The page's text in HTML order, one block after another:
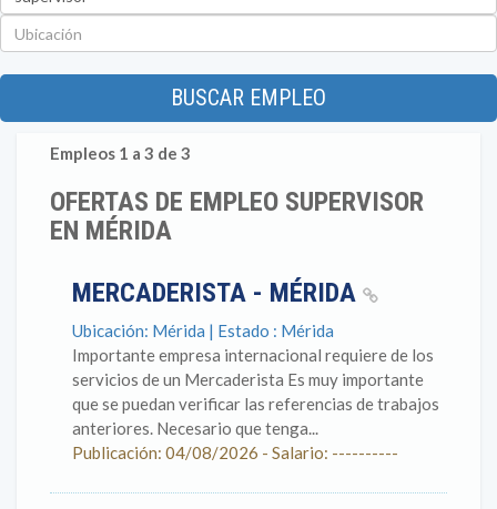
BUSCAR EMPLEO
Empleos 1 a 3 de 3
OFERTAS DE EMPLEO SUPERVISOR
EN MÉRIDA
MERCADERISTA - MÉRIDA
Ubicación: Mérida | Estado : Mérida
Importante empresa internacional requiere de los
servicios de un Mercaderista Es muy importante
que se puedan verificar las referencias de trabajos
anteriores. Necesario que tenga...
Publicación: 04/08/2026 - Salario: ----------